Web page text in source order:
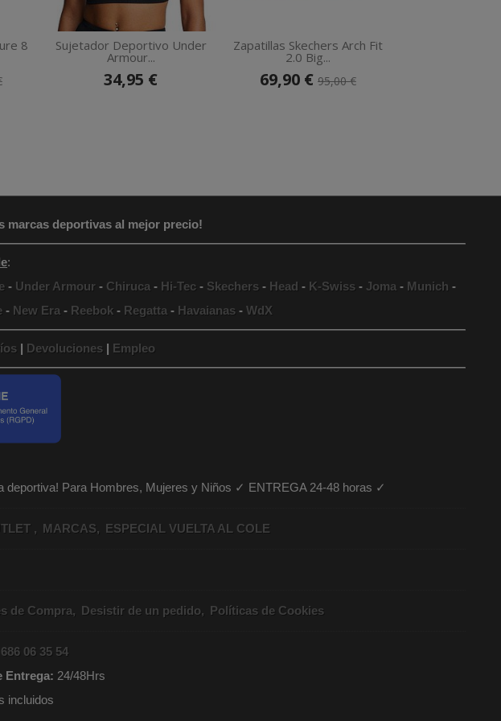
8 Sujetador Deportivo Under
Armour...
34,95 €
Zapatillas Skechers Arch Fit
2.0 Big...
69,90 € 95,00 €
marcas deportivas al mejor precio!
:
- Under Armour- Chiruca - Hi-Tec- Skechers- Head - K-Swiss- Joma - Munich -
- New Era - Reebok - Regatta - Havaianas -WdX
| Devoluciones| Empleo
Para Hombres, Mujeres y Niños ✓ ENTREGA 24-48 horas ✓
MARCAS ESPECIAL VUELTA AL COLE
de Compra Desistir de un pedido Políticas de Cookies
686 06 35 54
Entrega: 24/48Hrs
incluidos